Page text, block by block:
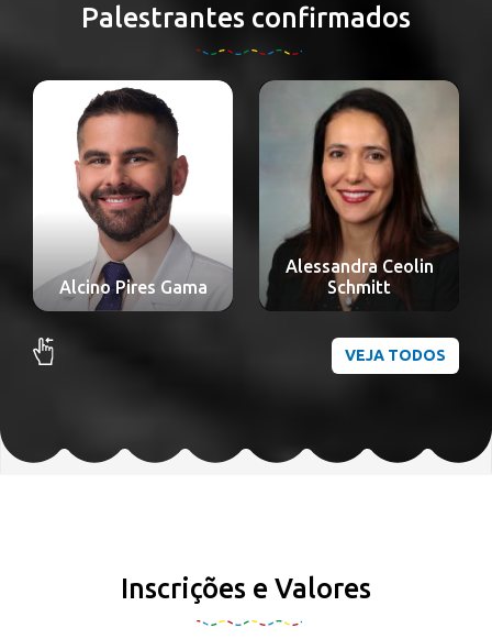
Palestrantes confirmados
Alessandra Ceolin
Schmitt
Alexandre Nakao
Odashiro
VEJA TODOS
Inscrições e Valores